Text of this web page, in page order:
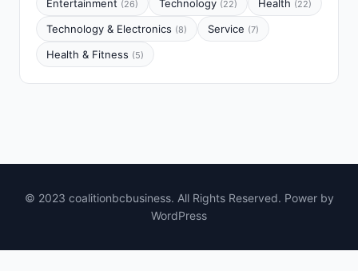
Entertainment (26) Technology (22) Health (22)
Technology & Electronics (8) Service (7)
Health & Fitness (5)
© 2023 coalitionbcbusiness. All Rights Reserved. Power by
WordPress